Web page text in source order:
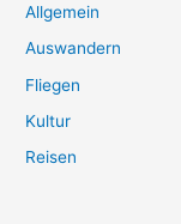
Allgemein
Auswandern
Fliegen
Kultur
Reisen